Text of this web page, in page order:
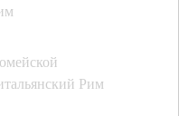
Рим